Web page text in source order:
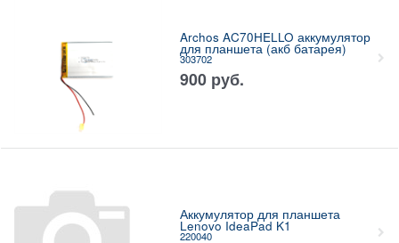
Archos AC70HELLO аккумулятор
для планшета (акб батарея)
303702
900 руб.
Аккумулятор для планшета
Lenovo IdeaPad K1
220040